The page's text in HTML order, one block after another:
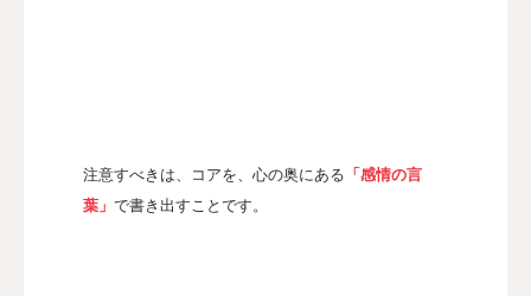
注意すべきは、コアを、心の奥にある 「感情の言
葉」 で書き出すことです。